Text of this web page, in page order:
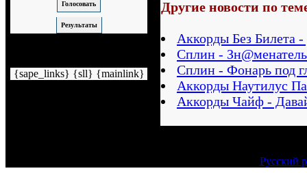
{sape_links} {sll} {mainlink}
Другие новости по
Аккорды Без Билета
Сплин -
Сплин - Фонарь под
Аккорды Наутилус
Аккорды Чайф -
Русский